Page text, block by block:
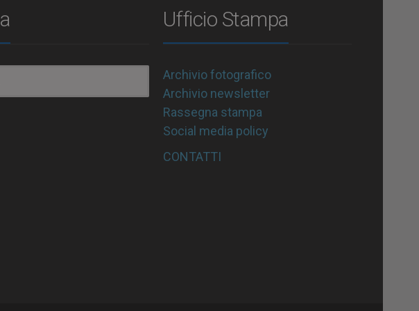
Ufficio Stampa
Archivio fotografico
Archivio newsletter
Rassegna stampa
Social media policy
CONTATTI